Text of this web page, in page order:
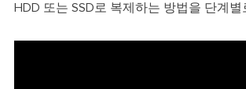
HDD 또는 SSD로 복제하는 방법을 단계